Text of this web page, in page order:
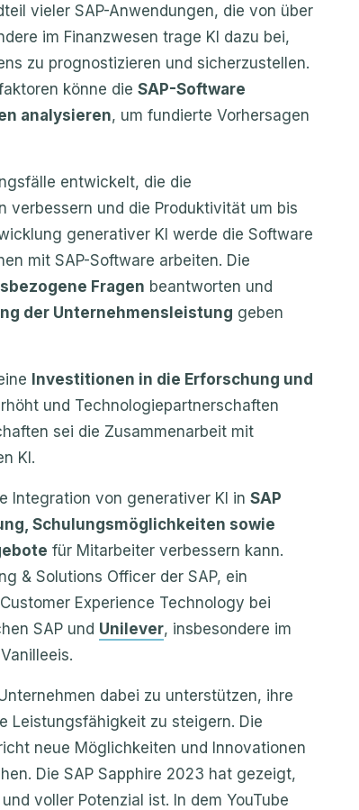
vieler SAP-Anwendungen, die von über
im Finanzwesen trage KI dazu bei,
zu prognostizieren und sicherzustellen.
könne die SAP-Software
analysieren, um fundierte Vorhersagen
entwickelt, die die
verbessern und die Produktivität um bis
generativer KI werde die Software
mit SAP-Software arbeiten. Die
Fragen beantworten und
der Unternehmensleistung geben
Investitionen in die Erforschung und
und Technologiepartnerschaften
sei die Zusammenarbeit mit
KI.
Integration von generativer KI in SAP
Schulungsmöglichkeiten sowie
für Mitarbeiter verbessern kann.
& Solutions Officer der SAP, ein
Experience Technology bei
SAP und Unilever, insbesondere im
dabei zu unterstützen, ihre
Leistungsfähigkeit zu steigern. Die
neue Möglichkeiten und Innovationen
Die SAP Sapphire 2023 hat gezeigt,
voller Potenzial ist. In dem YouTube